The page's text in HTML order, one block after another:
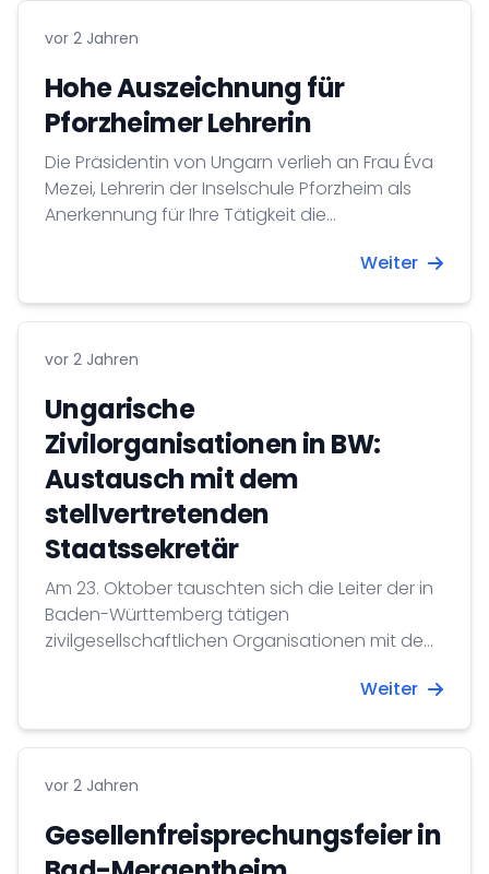
vor 2 Jahren
Hohe Auszeichnung für
Pforzheimer Lehrerin
Die Präsidentin von Ungarn verlieh an Frau Éva
Mezei, Lehrerin der Inselschule Pforzheim als
Anerkennung für Ihre Tätigkeit die
Weiter
vor 2 Jahren
Ungarische
Zivilorganisationen in BW:
Austausch mit dem
stellvertretenden
Staatssekretär
Am 23. Oktober tauschten sich die Leiter der in
Baden-Württemberg tätigen
zivilgesellschaftlichen Organisationen mit dem
Zivilgesellschaft, Vince Szalay Bobrovniczky
aus.
Weiter
vor 2 Jahren
Gesellenfreisprechungsfeier in